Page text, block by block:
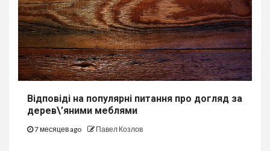
Відповіді на популярні питання про догляд за
дерев\’яними меблями
7 месяцев ago Павел Козлов